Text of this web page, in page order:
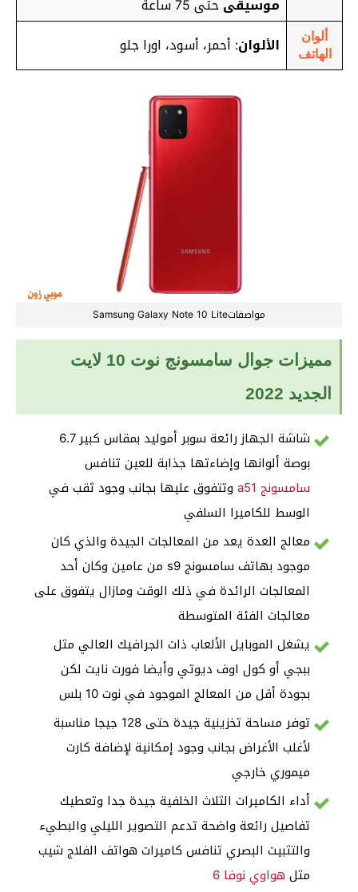
موسيقى حتى 75 ساعة
ألوان
الهاتف
الألوان: أحمر، أسود، اورا جلو
مواصفاتSamsung Galaxy Note 10 Lite
مميزات جوال سامسونج نوت 10 لايت
الجديد 2022
شاشة الجهاز رائعة سوبر أموليد بمقاس كبير 6.7
بوصة ألوانها وإضاءتها جذابة للعين تنافس
سامسونج a51
وتتفوق عليها بجانب وجود ثقب في
الوسط للكاميرا السلفي
معالج العدة يعد من المعالجات الجيدة والذي كان
موجود بهاتف سامسونج s9 من عامين وكان أحد
المعالجات الرائدة في ذلك الوقت ومازال يتفوق على
معالجات الفئة المتوسطة
يشغل الموبايل الألعاب ذات الجرافيك العالي مثل
ببجي أو كول اوف ديوتي وأيضا فورت نايت لكن
بجودة أقل من المعالج الموجود في نوت 10 بلس
توفر مساحة تخزينية جيدة حتى 128 جيجا مناسبة
لأغلب الأغراض بجانب وجود إمكانية لإضافة كارت
ميموري خارجي
أداء الكاميرات الثلاث الخلفية جيدة جدا وتعطيك
تفاصيل رائعة واضحة تدعم التصوير الليلي والبطيء
والتثبيت البصري تنافس كاميرات هواتف الفلاج شيب
مثل هواوي نوفا 6